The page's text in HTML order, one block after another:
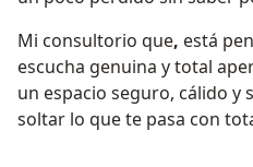
Mi consultorio que, está
escucha genuina y total
un espacio seguro, cálido y
soltar lo que te pasa con